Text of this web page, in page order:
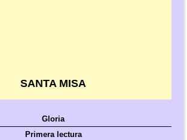
SANTA MISA
Gloria
Primera lectura